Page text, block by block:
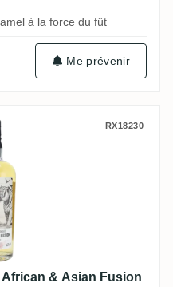
à la force du fût
Me prévenir
African & Asian
RX18230
& Asian Fusion